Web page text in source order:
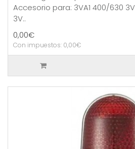
Accesorio para: 3VA1 400/630
3V..
0,00€
Con impuestos: 0,00€